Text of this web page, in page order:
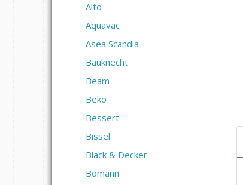
Alto
Aquavac
Asea Scandia
Bauknecht
Beam
Beko
Bessert
Bissel
Black & Decker
Bomann